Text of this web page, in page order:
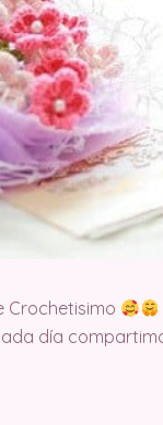
Crochetisimo
día